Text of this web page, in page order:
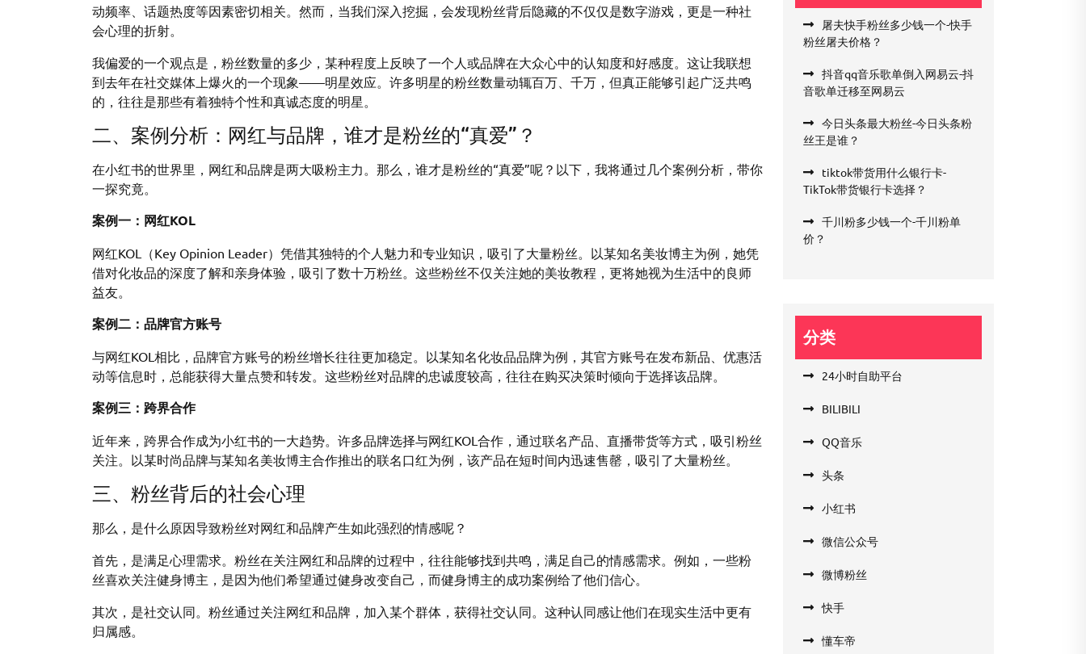
动频率、话题热度等因素密切相关。然而，当我们深入挖掘，会发现粉丝背后隐藏的不仅仅是数字游戏，更是一种社
会心理的折射。
我偏爱的一个观点是，粉丝数量的多少，某种程度上反映了一个人或品牌在大众心中的认知度和好感度。这让我联想
到去年在社交媒体上爆火的一个现象——明星效应。许多明星的粉丝数量动辄百万、千万，但真正能够引起广泛共鸣
的，往往是那些有着独特个性和真诚态度的明星。
二、案例分析：网红与品牌，谁才是粉丝的“真爱”？
在小红书的世界里，网红和品牌是两大吸粉主力。那么，谁才是粉丝的“真爱”呢？以下，我将通过几个案例分析，带你
一探究竟。
案例一：网红KOL
网红KOL（Key Opinion Leader）凭借其独特的个人魅力和专业知识，吸引了大量粉丝。以某知名美妆博主为例，她凭
借对化妆品的深度了解和亲身体验，吸引了数十万粉丝。这些粉丝不仅关注她的美妆教程，更将她视为生活中的良师
益友。
案例二：品牌官方账号
与网红KOL相比，品牌官方账号的粉丝增长往往更加稳定。以某知名化妆品品牌为例，其官方账号在发布新品、优惠活
动等信息时，总能获得大量点赞和转发。这些粉丝对品牌的忠诚度较高，往往在购买决策时倾向于选择该品牌。
案例三：跨界合作
近年来，跨界合作成为小红书的一大趋势。许多品牌选择与网红KOL合作，通过联名产品、直播带货等方式，吸引粉丝
关注。以某时尚品牌与某知名美妆博主合作推出的联名口红为例，该产品在短时间内迅速售罄，吸引了大量粉丝。
三、粉丝背后的社会心理
那么，是什么原因导致粉丝对网红和品牌产生如此强烈的情感呢？
首先，是满足心理需求。粉丝在关注网红和品牌的过程中，往往能够找到共鸣，满足自己的情感需求。例如，一些粉
丝喜欢关注健身博主，是因为他们希望通过健身改变自己，而健身博主的成功案例给了他们信心。
其次，是社交认同。粉丝通过关注网红和品牌，加入某个群体，获得社交认同。这种认同感让他们在现实生活中更有
归属感。
屠夫快手粉丝多少钱一个-快手
粉丝屠夫价格？
抖音qq音乐歌单倒入网易云-抖
音歌单迁移至网易云
今日头条最大粉丝-今日头条粉
丝王是谁？
tiktok带货用什么银行卡-
TikTok带货银行卡选择？
千川粉多少钱一个-千川粉单
价？
分类
24小时自助平台
BILIBILI
QQ音乐
头条
小红书
微信公众号
微博粉丝
快手
懂车帝